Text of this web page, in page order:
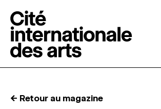
← Retour au magazine